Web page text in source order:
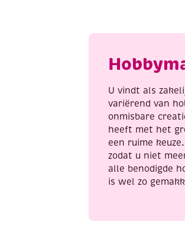
aantal
U vindt als
variërend van
onmisbare
heeft met het
een ruime
zodat u niet
alle benodigde
is wel zo